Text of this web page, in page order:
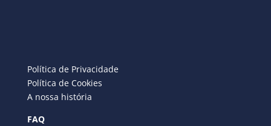
Política de Privacidade
Política de Cookies
A nossa história
FAQ